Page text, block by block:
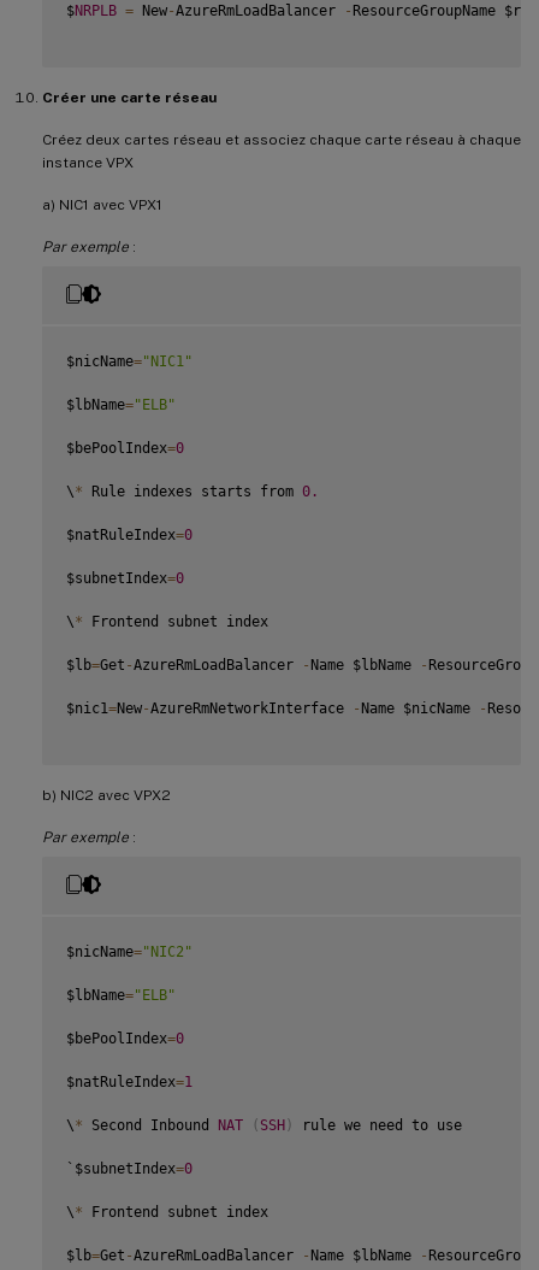
$NRPLB = New-AzureRmLoadBalancer - ResourceGroupName
Créer une carte réseau
Créez deux cartes réseau et associez chaque carte réseau à chaque
instance VPX
a) NIC1 avec VPX1
Par exemple :
$nicName="NIC1"
$lbName="ELB"
$bePoolIndex=0
\ * Rule indexes starts from 0.
$natRuleIndex=0
$subnetIndex=0
\ * Frontend subnet index
$lb=Get -AzureRmLoadBalancer - Name $lbName -
$nic1=New-AzureRmNetworkInterface - Name $nicName -
b) NIC2 avec VPX2
Par exemple :
$nicName="NIC2"
$lbName="ELB"
$bePoolIndex=0
$natRuleIndex=1
\ * Second Inbound NAT ( SSH) rule we need to use
`$subnetIndex=0
\ * Frontend subnet index
$lb=Get -AzureRmLoadBalancer - Name $lbName -